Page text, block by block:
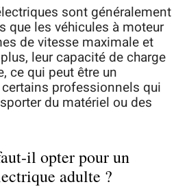
sont généralement
que les véhicules à moteur
de vitesse maximale et
leur capacité de charge
ce qui peut être un
professionnels qui
du matériel ou des
il opter pour un
adulte ?